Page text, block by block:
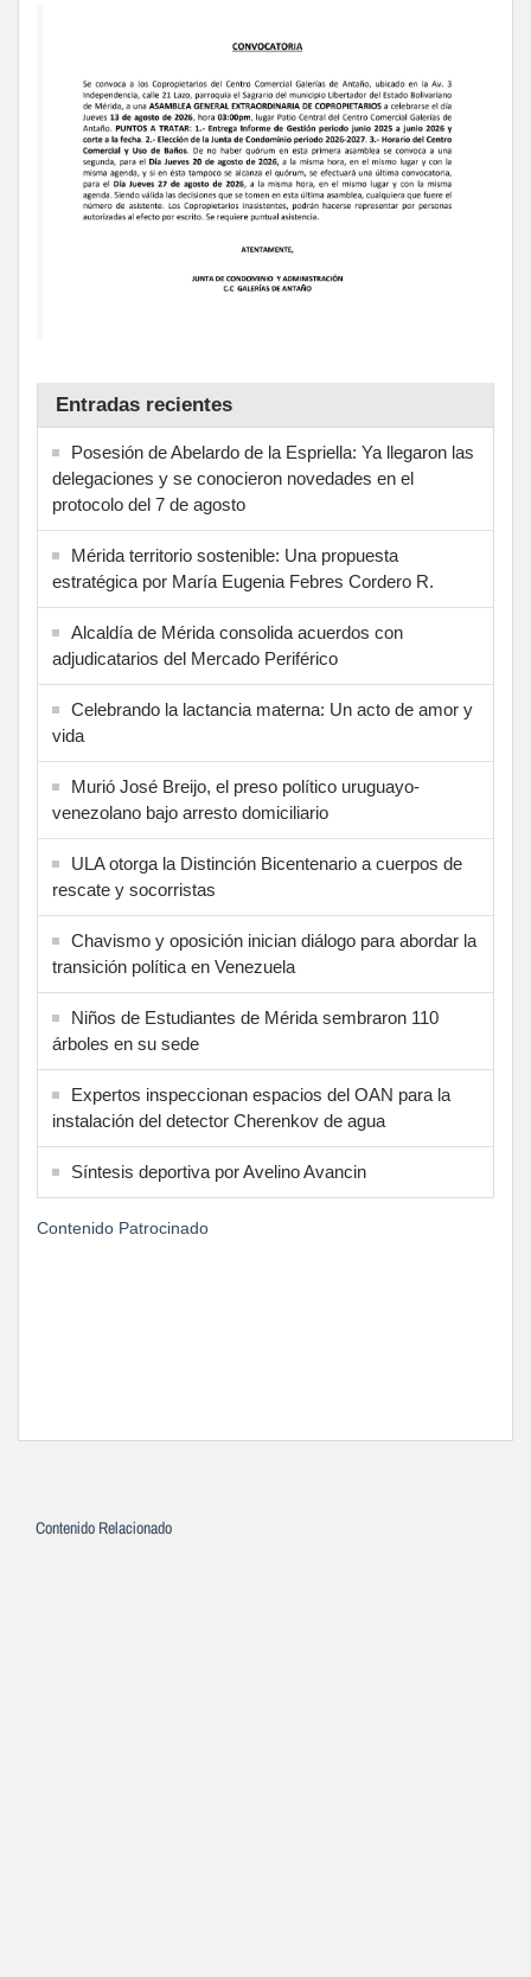
Entradas recientes
Posesión de Abelardo de la Espriella: Ya llegaron las
delegaciones y se conocieron novedades en el
protocolo del 7 de agosto
Mérida territorio sostenible: Una propuesta
estratégica por María Eugenia Febres Cordero R.
Alcaldía de Mérida consolida acuerdos con
adjudicatarios del Mercado Periférico
Celebrando la lactancia materna: Un acto de amor y
vida
Murió José Breijo, el preso político uruguayo-
venezolano bajo arresto domiciliario
ULA otorga la Distinción Bicentenario a cuerpos de
rescate y socorristas
Chavismo y oposición inician diálogo para abordar la
transición política en Venezuela
Niños de Estudiantes de Mérida sembraron 110
árboles en su sede
Expertos inspeccionan espacios del OAN para la
instalación del detector Cherenkov de agua
Síntesis deportiva por Avelino Avancin
Contenido Patrocinado
Contenido Relacionado